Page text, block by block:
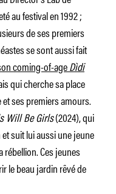
au festival en 1992 ;
de ses premiers
se sont aussi fait
coming-of-ageDìdi
qui cherche sa place
ses premiers amours.
Will Be Girls(2024), qui
suit lui aussi une jeune
rébellion. Ces jeunes
le beau jardin rêvé de